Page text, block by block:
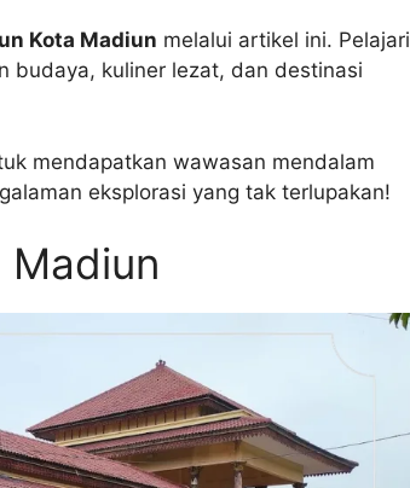
Kota Madiun melalui artikel ini. Pelajari
budaya, kuliner lezat, dan destinasi
mendapatkan wawasan mendalam
eksplorasi yang tak terlupakan!
Madiun